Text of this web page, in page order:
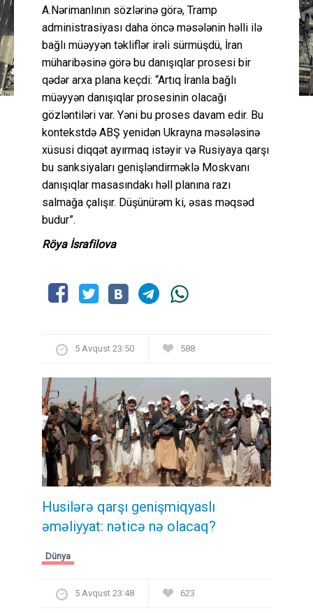
A.Nərimanlının sözlərinə görə, Tramp
administrasiyası daha öncə məsələnin həlli ilə
bağlı müəyyən təkliflər irəli sürmüşdü, İran
müharibəsinə görə bu danışıqlar prosesi bir
qədər arxa plana keçdi: “Artıq İranla bağlı
müəyyən danışıqlar prosesinin olacağı
gözləntiləri var. Yəni bu proses davam edir. Bu
kontekstdə ABŞ yenidən Ukrayna məsələsinə
xüsusi diqqət ayırmaq istəyir və Rusiyaya qarşı
bu sanksiyaları genişləndirməklə Moskvanı
danışıqlar masasındakı həll planına razı
salmağa çalışır. Düşünürəm ki, əsas məqsəd
budur”.
Röya İsrafilova
5 Avqust 23:50 588
Husilərə qarşı genişmiqyaslı
əməliyyat: nəticə nə olacaq?
Dünya
5 Avqust 23:48 623